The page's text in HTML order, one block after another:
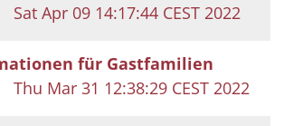
Sat Apr 09 14:17:44 CEST 2022
für Gastfamilien
Thu Mar 31 12:38:29 CEST 2022